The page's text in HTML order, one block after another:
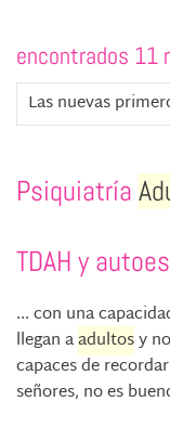
encontrados 11
Psiquiatría
TDAH y
... con una
llegan aadultosy
capaces de
señores, no es